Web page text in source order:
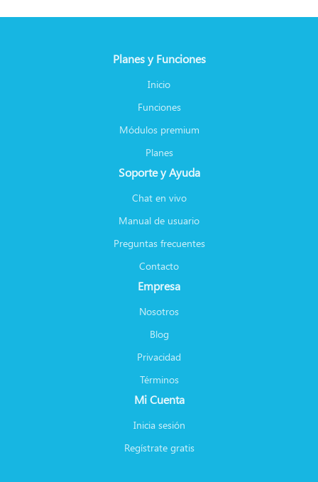
Planes y Funciones
Inicio
Funciones
Módulos premium
Planes
Soporte y Ayuda
Chat en vivo
Manual de usuario
Preguntas frecuentes
Contacto
Empresa
Nosotros
Blog
Privacidad
Términos
Mi Cuenta
Inicia sesión
Regístrate gratis